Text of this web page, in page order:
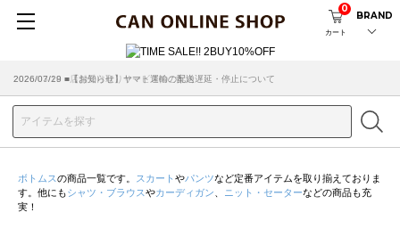
カート
0
BRAND
2026/07/29 ■【お知らせ】ヤマト運輸の配送遅延・停止について
2026/03/18 ■店舗受け取りサービスのご案内
ボトムスの商品一覧です。 スカート やパンツなど定番アイテムを取り揃えておりま
す。他にもシャツ・ブラウスやカーディガン ニット・セーターなどの商品も充
実！